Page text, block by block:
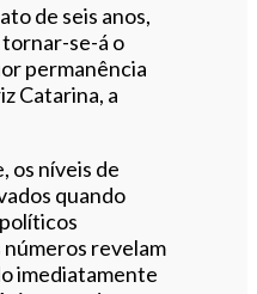
de seis anos,
se-á o
permanência
Catarina, a
os níveis de
quando
números revelam
imediatamente